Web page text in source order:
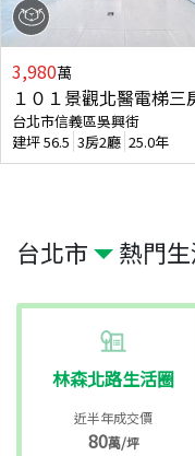
台北市 熱門
林森北路生活圈
近半年成交價
80萬/坪
3,980萬
１０１景觀北醫電梯三
台北市信義區吳興街
建坪56.5 3房2廳 25.0年